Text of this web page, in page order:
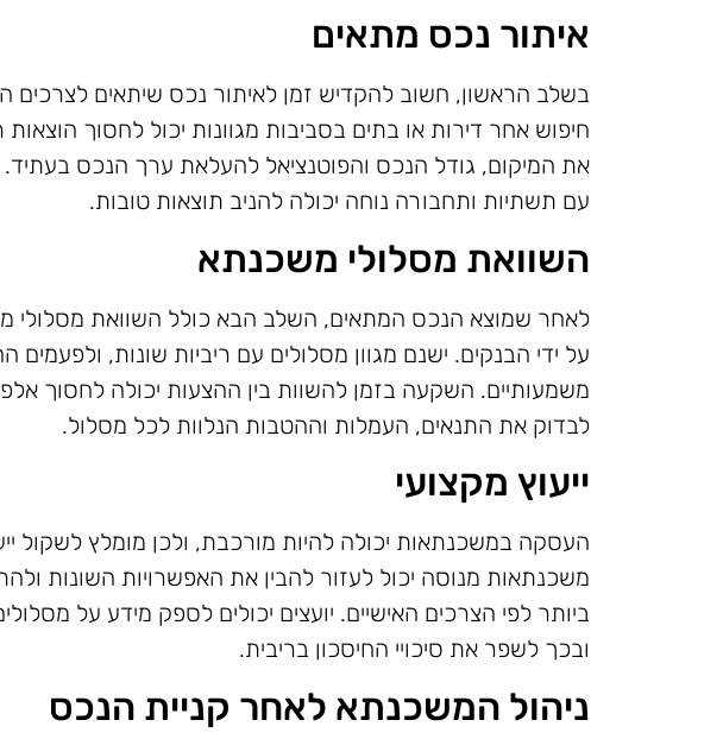
איתור נכס מתאים
בשלב הראשון, חשוב להקדיש זמן לאיתור נכס שיתאים לצרכים
חיפוש אחר דירות או בתים בסביבות מגוונות יכול לחסוך
את המיקום, גודל הנכס והפוטנציאל להעלאת ערך הנכס בעתיד.
עם תשתיות ותחבורה נוחה יכולה להניב תוצאות טובות.
השוואת מסלולי משכנתא
לאחר שמוצא הנכס המתאים, השלב הבא כולל השוואת מסלולי
על ידי הבנקים. ישנם מגוון מסלולים עם ריביות שונות, ולפעמים
משמעותיים. השקעה בזמן להשוות בין ההצעות יכולה לחסוך
לבדוק את התנאים, העמלות וההטבות הנלוות לכל מסלול.
ייעוץ מקצועי
העסקה במשכנתאות יכולה להיות מורכבת, ולכן מומלץ לשקול
משכנתאות מנוסה יכול לעזור להבין את האפשרויות השונות
ביותר לפי הצרכים האישיים. יועצים יכולים לספק מידע על
ובכך לשפר את סיכויי החיסכון בריבית.
ניהול המשכנתא לאחר קניית הנכס